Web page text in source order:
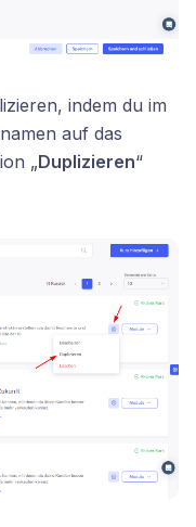
indem du im
auf das
„Duplizieren“